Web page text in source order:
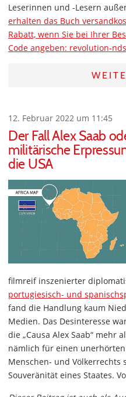
Leserinnen und -Lesern
erhalten das Buch
Rabatt, wenn Sie bei Ihrer
Code angeben: revolution-
12. Februar 2022 um 11:45
Der Fall Alex Saab
militärische
die USA
filmreif inszenierter
portugiesisch- und
fand die Handlung kaum
Medien. Das Desinteresse
die „Causa Alex Saab“ mehr
nämlich für einen
Menschen- und Völkerrechts
Souveränität eines Staates.